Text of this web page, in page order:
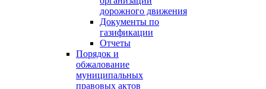
дорожного движения
Документы по
газификации
Отчеты
Порядок и
обжалование
муниципальных
правовых актов